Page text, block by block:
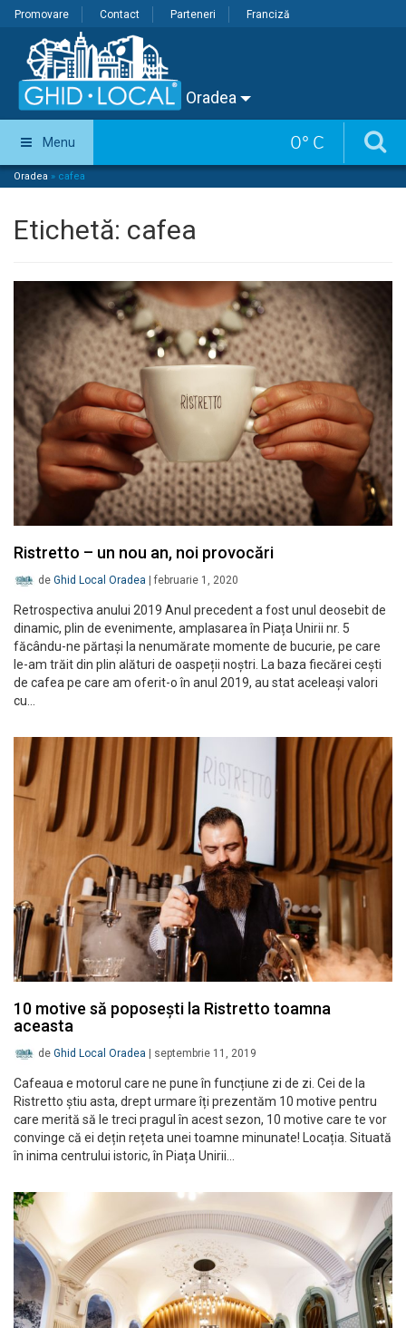
Promovare Contact Parteneri Franciză
Oradea
0° C
Menu
Oradea » cafea
Etichetă: cafea
Ristretto – un nou an, noi provocări
de Ghid Local Oradea februarie 1, 2020
Retrospectiva anului 2019 Anul precedent a fost unul deosebit de
dinamic, plin de evenimente, amplasarea în Piața Unirii nr. 5
făcându-ne părtași la nenumărate momente de bucurie, pe care
le-am trăit din plin alături de oaspeții noștri. La baza fiecărei cești
de cafea pe care am oferit-o în anul 2019, au stat aceleași valori
cu…
10 motive să poposești la Ristretto toamna
aceasta
de Ghid Local Oradea septembrie 11, 2019
Cafeaua e motorul care ne pune în funcțiune zi de zi. Cei de la
Ristretto știu asta, drept urmare îți prezentăm 10 motive pentru
care merită să le treci pragul în acest sezon, 10 motive care te vor
convinge că ei dețin rețeta unei toamne minunate! Locația. Situată
în inima centrului istoric, în Piața Unirii…